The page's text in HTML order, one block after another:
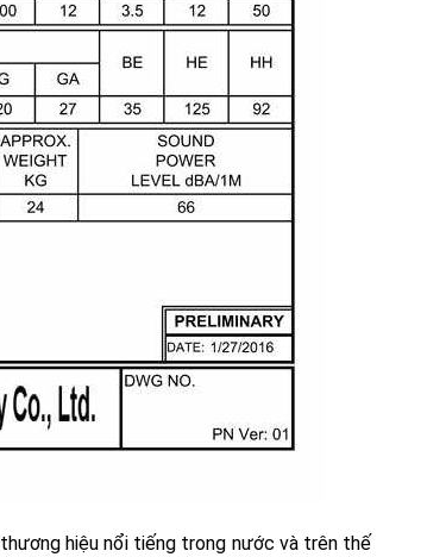
thương hiệu nổi tiếng trong nước và trên thế